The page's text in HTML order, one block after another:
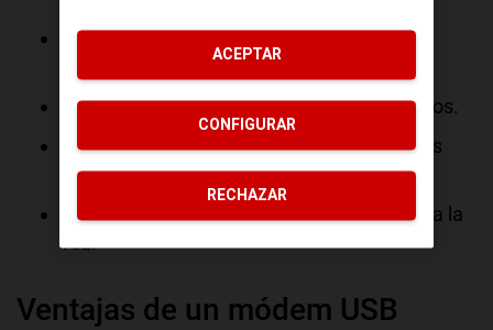
Si tenemos una alternativa más rápida y
barata, como la fibra óptica.
Cuando vamos a descargar muchos archivos.
Para jugar por Internet, ya que la latencia es
muy elevada.
Si vamos a conectar muchos ordenadores a la
vez.
Ventajas de un módem USB
RECHAZAR
ACEPTAR
CONFIGURAR